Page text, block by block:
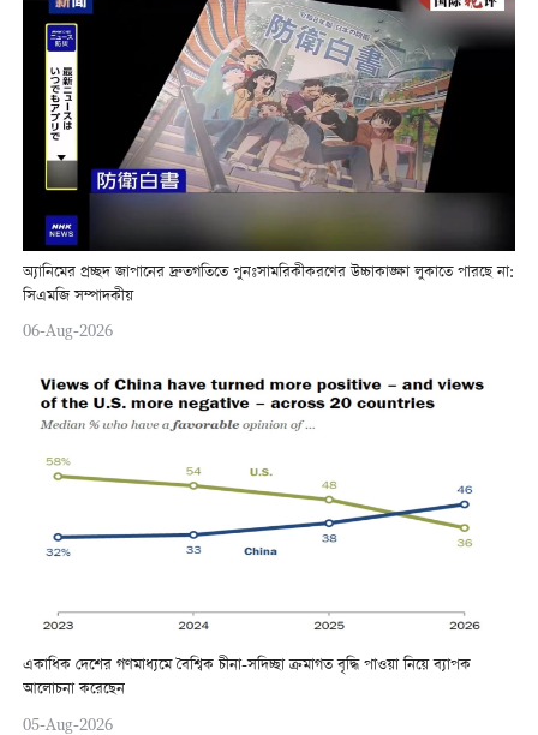
অ্যানিমের প্রচ্ছদ জাপানের দ্রুতগতিতে পুনঃসামরিকীকরণের উচ্চাকাঙ্ক্ষা লুকাতে পারছে না:
সিএমজি সম্পাদকীয়
06-Aug-2026
একাধিক দেশের গণমাধ্যমে বৈশ্বিক চীনা-সদিচ্ছা ক্রমাগত বৃদ্ধি পাওয়া নিয়ে ব্যাপক
আলোচনা করেছেন
05-Aug-2026